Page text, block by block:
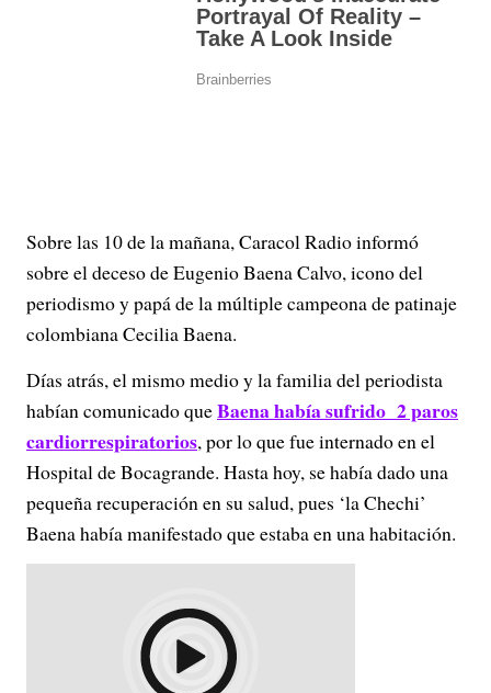
Sobre las 10 de la mañana, Caracol Radio informó
sobre el deceso de Eugenio Baena Calvo, icono del
periodismo y papá de la múltiple campeona de patinaje
colombiana Cecilia Baena.
Días atrás, el mismo medio y la familia del periodista
habían comunicado queBaena había sufrido 2 paros
cardiorrespiratorios, por lo que fue internado en el
Hospital de Bocagrande. Hasta hoy, se había dado una
pequeña recuperación en su salud, pues ‘la Chechi’
Baena había manifestado que estaba en una habitación.